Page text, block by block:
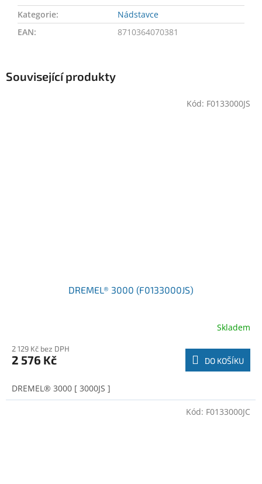
Související produkty
DREMEL® 3000 (F0133000JS)
Skladem
2 129 Kč bez DPH
2 576 Kč DO KOŠÍKU
DREMEL® 3000 [ 3000JS ]
Kód: F0133000JS
Kód: F0133000JC
Kategorie:
Nádstavce
EAN: 8710364070381